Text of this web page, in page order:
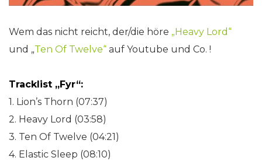
Wem das nicht reicht, der/die höre „Heavy Lord“
und „Ten Of Twelve“ auf Youtube und Co. !
Tracklist „Fyr“:
1. Lion’s Thorn (07:37)
2. Heavy Lord (03:58)
3. Ten Of Twelve (04:21)
4. Elastic Sleep (08:10)